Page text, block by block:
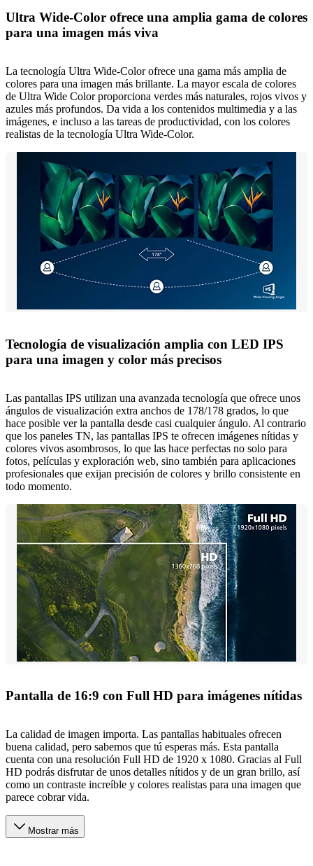
Ultra Wide-Color ofrece una amplia gama de colores
para una imagen más viva
La tecnología Ultra Wide-Color ofrece una gama más amplia de
colores para una imagen más brillante. La mayor escala de colores
de Ultra Wide Color proporciona verdes más naturales, rojos vivos y
azules más profundos. Da vida a los contenidos multimedia y a las
imágenes, e incluso a las tareas de productividad, con los colores
realistas de la tecnología Ultra Wide-Color.
Tecnología de visualización amplia con LED IPS
para una imagen y color más precisos
Las pantallas IPS utilizan una avanzada tecnología que ofrece unos
ángulos de visualización extra anchos de 178/178 grados, lo que
hace posible ver la pantalla desde casi cualquier ángulo. Al contrario
que los paneles TN, las pantallas IPS te ofrecen imágenes nítidas y
colores vivos asombrosos, lo que las hace perfectas no solo para
fotos, películas y exploración web, sino también para aplicaciones
profesionales que exijan precisión de colores y brillo consistente en
todo momento.
Pantalla de 16:9 con Full HD para imágenes nítidas
La calidad de imagen importa. Las pantallas habituales ofrecen
buena calidad, pero sabemos que tú esperas más. Esta pantalla
cuenta con una resolución Full HD de 1920 x 1080. Gracias al Full
HD podrás disfrutar de unos detalles nítidos y de un gran brillo, así
como un contraste increíble y colores realistas para una imagen que
parece cobrar vida.
Mostrar más